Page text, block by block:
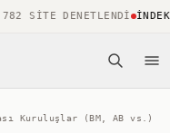
SITE DENETLENDI İNDEKS
Kuruluşlar (BM, AB vs.)